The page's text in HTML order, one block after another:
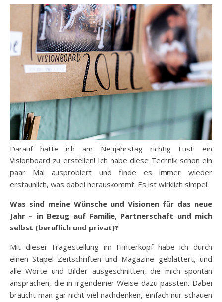
Darauf hatte ich am Neujahrstag richtig Lust: ein
Visionboard zu erstellen! Ich habe diese Technik schon ein
paar Mal ausprobiert und finde es immer wieder
erstaunlich, was dabei herauskommt. Es ist wirklich simpel:
Was sind meine Wünsche und Visionen für das neue
Jahr – in Bezug auf Familie, Partnerschaft und mich
selbst (beruflich und privat)?
Mit dieser Fragestellung im Hinterkopf habe ich durch
einen Stapel Zeitschriften und Magazine geblättert, und
alle Worte und Bilder ausgeschnitten, die mich spontan
ansprachen, die in irgendeiner Weise dazu passten. Dabei
braucht man gar nicht viel nachdenken, einfach nur schauen